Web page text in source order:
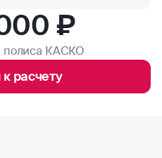
₽
полиса КАСКО
расчету